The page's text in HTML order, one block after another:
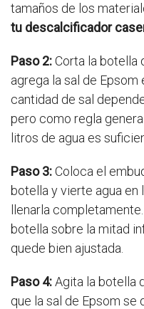
tamaños de los
tu descalcificador
Paso 2:Corta la botella
agrega la sal de Epsom
cantidad de sal
pero como regla
litros de agua es
Paso 3:Coloca el
botella y vierte agua en
llenarla
botella sobre la mitad
quede bien ajustada.
Paso 4:Agita la botella
que la sal de Epsom se